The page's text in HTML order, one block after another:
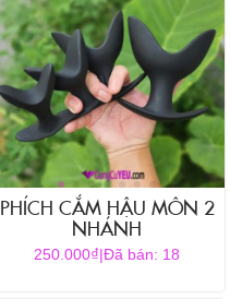
PHÍCH CẮM HẬU MÔN 2
NHÁNH
250.000₫ |Đã bán: 18